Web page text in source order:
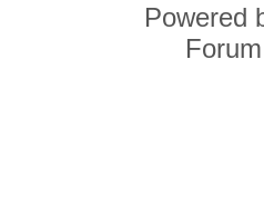
Powered